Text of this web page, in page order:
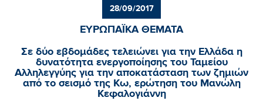
28/09/2017
ΕΥΡΩΠΑΪΚΑ ΘΕΜΑΤΑ
Σε δύο εβδομάδες τελειώνει για την Ελλάδα η
δυνατότητα ενεργοποίησης του Ταμείου
Αλληλεγγύης για την αποκατάσταση των ζημιών
από το σεισμό της Κω, ερώτηση του Μανώλη
Κεφαλογιάννη